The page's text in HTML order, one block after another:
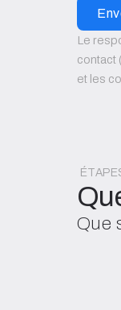
Le
contact
et les
Que